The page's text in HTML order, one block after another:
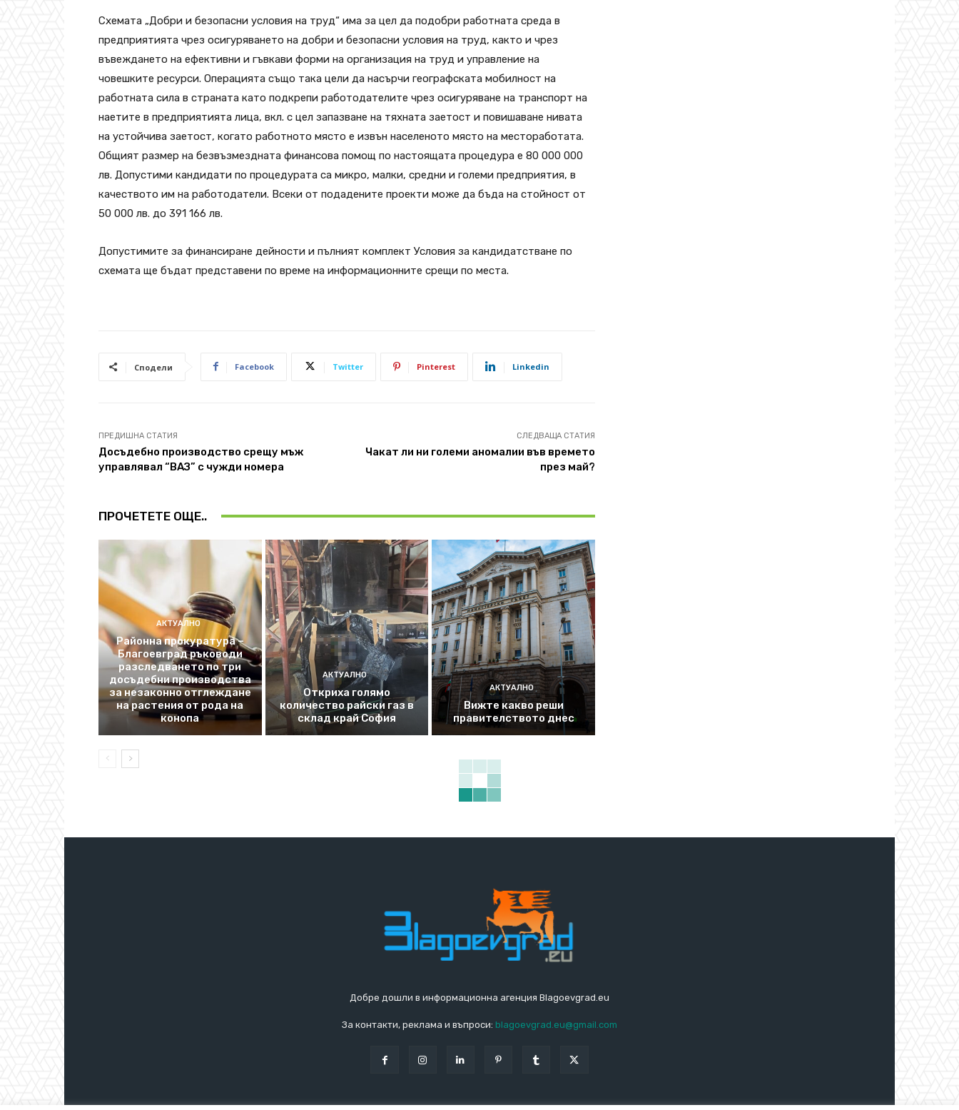
Схемата „Добри и безопасни условия на труд“ има за цел да подобри работната среда в
предприятията чрез осигуряването на добри и безопасни условия на труд, както и чрез
въвеждането на ефективни и гъвкави форми на организация на труд и управление на
човешките ресурси. Операцията също така цели да насърчи географската мобилност на
работната сила в страната като подкрепи работодателите чрез осигуряване на транспорт на
наетите в предприятията лица, вкл. с цел запазване на тяхната заетост и повишаване нивата
на устойчива заетост, когато работното място е извън населеното място на местоработата.
Общият размер на безвъзмездната финансова помощ по настоящата процедура е 80 000 000
лв. Допустими кандидати по процедурата са микро, малки, средни и големи предприятия, в
качеството им на работодатели. Всеки от подадените проекти може да бъда на стойност от
50 000 лв. до 391 166 лв.
Допустимите за финансиране дейности и пълният комплект Условия за кандидатстване по
схемата ще бъдат представени по време на информационните срещи по места.
Сподели Facebook Twitter Pinterest Linkedin
ПРЕДИШНА СТАТИЯ
Досъдебно производство срещу мъж
управлявал “ВАЗ” с чужди номера
СЛЕДВАЩА СТАТИЯ
Чакат ли ни големи аномалии във времето
през май?
ПРОЧЕТЕТЕ ОЩЕ..
АКТУАЛНО
Районна прокуратура –
Благоевград ръководи
разследването по три
досъдебни производства
за незаконно отглеждане
на растения от рода на
конопа
АКТУАЛНО
Откриха голямо
количество райски газ в
склад край София
АКТУАЛНО
Вижте какво реши
правителството днес
Добре дошли в информационна агенция Blagoevgrad.eu
За контакти, реклама и въпроси: blagoevgrad.eu@gmail.com